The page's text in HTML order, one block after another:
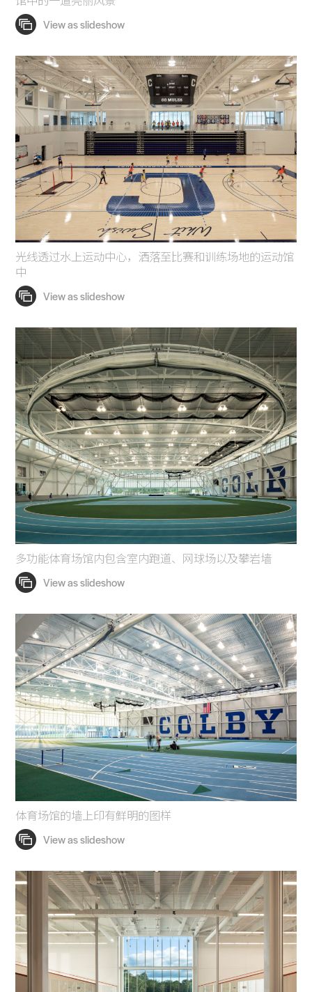
光线透过水上运动中心，洒落至比赛和训练场地的运动馆
中
多功能体育场馆内包含室内跑道、网球场以及攀岩墙
体育场馆的墙上印有鲜明的图样
Practice
Projects
People
Voices
Search Sasaki